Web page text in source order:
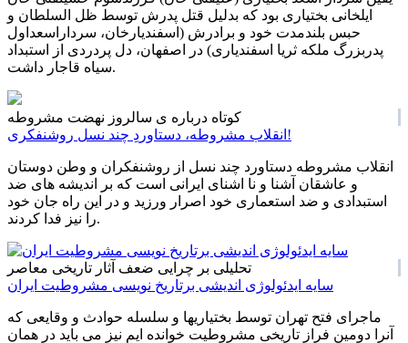
ایلخانی بختیاری بود که بدلیل قتل پدرش توسط ظل السلطان و
حبس بلندمدت خود و برادرش (اسفندیارخان، سرداراسعداول
پدربزرگ ملکه ثریا اسفندیاری) در اصفهان، دل پردردی از استبداد
سیاه قاجار داشت.
کوتاه درباره ی سالروز نهضت مشروطه
انقلاب مشروطه، دستاوردِ چند نسل روشنفکری!
انقلاب مشروطه دستاورد چند نسل از روشنفکران و وطن دوستان
و عاشقان آشنا و نا اشنای ایرانی است که بر اندیشه های ضد
استبدادی و ضد استعماری خود اصرار ورزید و در این راه جان خود
را نیز فدا کردند.
تحلیلی بر چرایی ضعف آثار تاریخی معاصر
سایه ایدئولوژی اندیشی برتاریخ نویسی مشروطیت ایران
ماجرای فتح تهران توسط بختیاریها و سلسله حوادث و وقایعی که
آنرا دومین فراز تاریخی مشروطیت خوانده ایم نیز می باید در همان